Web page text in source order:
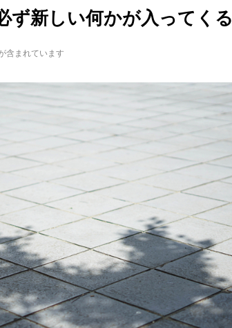
ず新しい何かが入ってくる
含まれています